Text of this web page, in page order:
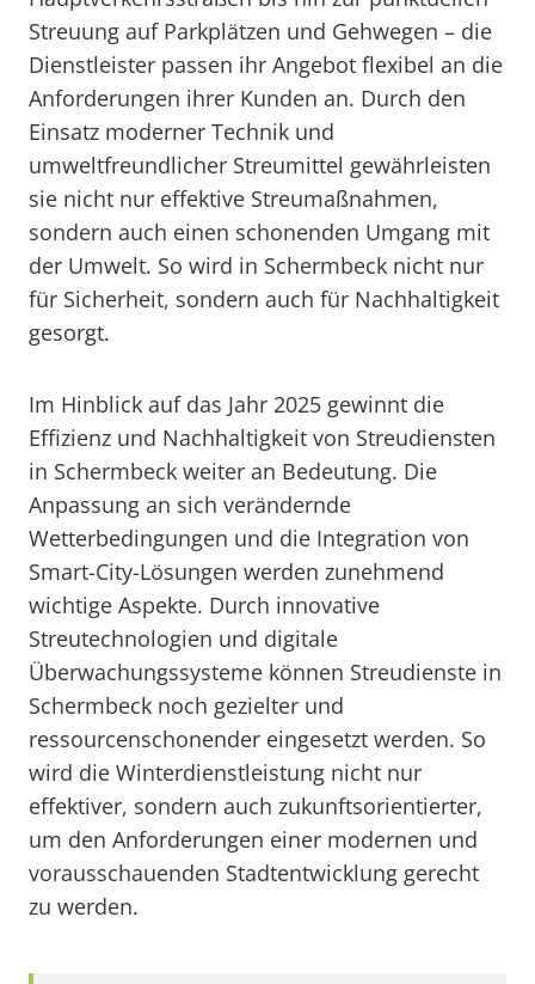
Streuung auf Parkplätzen und Gehwegen – die
Dienstleister passen ihr Angebot flexibel an die
Anforderungen ihrer Kunden an. Durch den
Einsatz moderner Technik und
umweltfreundlicher Streumittel gewährleisten
sie nicht nur effektive Streumaßnahmen,
sondern auch einen schonenden Umgang mit
der Umwelt. So wird in Schermbeck nicht nur
für Sicherheit, sondern auch für Nachhaltigkeit
gesorgt.
Im Hinblick auf das Jahr 2025 gewinnt die
Effizienz und Nachhaltigkeit von Streudiensten
in Schermbeck weiter an Bedeutung. Die
Anpassung an sich verändernde
Wetterbedingungen und die Integration von
Smart-City-Lösungen werden zunehmend
wichtige Aspekte. Durch innovative
Streutechnologien und digitale
Überwachungssysteme können Streudienste in
Schermbeck noch gezielter und
ressourcenschonender eingesetzt werden. So
wird die Winterdienstleistung nicht nur
effektiver, sondern auch zukunftsorientierter,
um den Anforderungen einer modernen und
vorausschauenden Stadtentwicklung gerecht
zu werden.